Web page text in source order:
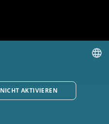
ENGLISH
NICHT AKTIVIEREN